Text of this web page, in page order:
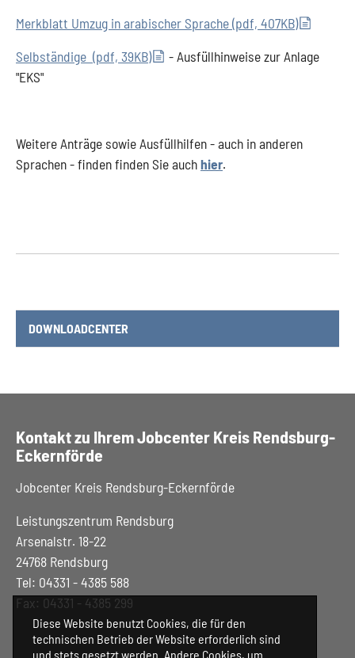
Merkblatt Umzug in arabischer Sprache (pdf, 407KB)
Selbständige (pdf, 39KB)
- Ausfüllhinweise zur Anlage
"EKS"
Weitere Anträge sowie Ausfüllhilfen - auch in anderen
Sprachen - finden finden Sie auchhier.
DOWNLOADCENTER
Kontakt zu Ihrem Jobcenter Kreis Rendsburg-
Eckernförde
Jobcenter Kreis Rendsburg-Eckernförde
Leistungszentrum Rendsburg
Arsenalstr. 18-22
24768 Rendsburg
Tel: 04331 - 4385 588
Fax: 04331 - 4385 299
Diese Website benutzt Cookies, die für den
technischen Betrieb der Website erforderlich sind
und stets gesetzt werden. Andere Cookies, um